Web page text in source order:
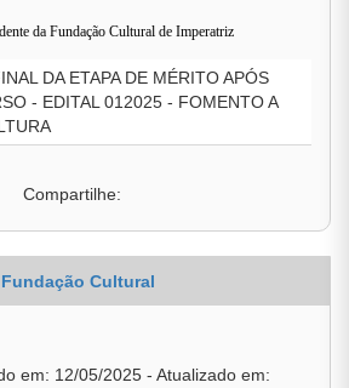
da Fundação Cultural de Imperatriz
DA ETAPA DE MÉRITO APÓS
- EDITAL 012025 - FOMENTO A
Compartilhe:
Fundação Cultural
em: 12/05/2025 - Atualizado em: